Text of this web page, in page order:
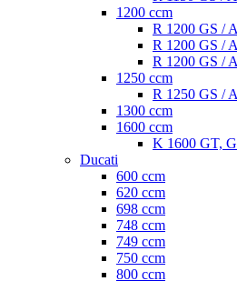
1200 ccm
R 1200 GS /
R 1200 GS /
R 1200 GS /
1250 ccm
R 1250 GS /
1300 ccm
1600 ccm
K 1600 GT,
Ducati
600 ccm
620 ccm
698 ccm
748 ccm
749 ccm
750 ccm
800 ccm